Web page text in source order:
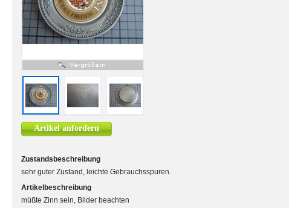
Artikel anfordern
Zustandsbeschreibung
sehr guter Zustand, leichte Gebrauchsspuren.
Artikelbeschreibung
müßte Zinn sein, Bilder beachten